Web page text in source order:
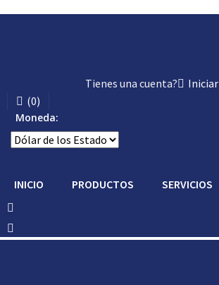
Tienes una cuenta? Iniciar
(0)
Moneda:
INICIO PRODUCTOS SERVICIOS